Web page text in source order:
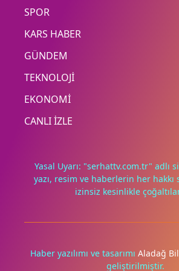
Deneyimini iyileştirmek ve içeriğimizi
yalnızca onayınla.
SPOR
KARS HABER
GÜNDEM
TEKNOLOJİ
EKONOMİ
CANLI İZLE
Yasal Uyarı: "serhattv.com.tr" adlı
yazı, resim ve haberlerin her hakkı
izinsiz kesinlikle
Haber yazılımı ve tasarımı Aladağ
geliştirilmiştir.